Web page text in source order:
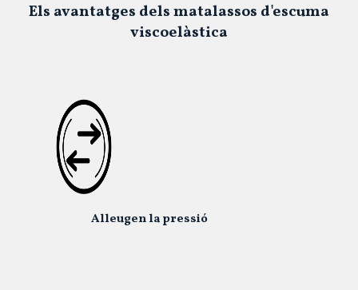
Els avantatges dels matalassos d'escuma
viscoelàstica
Alleugen la pressió